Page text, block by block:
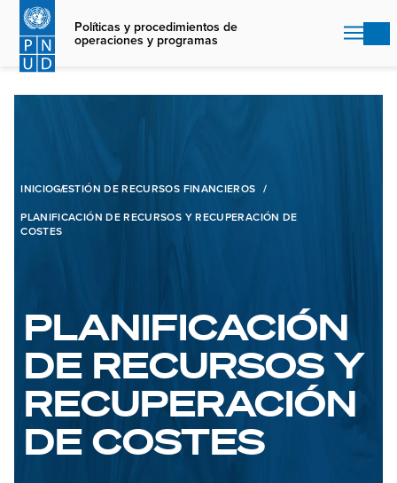
Skip
main
content
Políticas y procedimientos de
operaciones y programas
INICIOGESTIÓN DE RECURSOS FINANCIEROS
PLANIFICACIÓN DE RECURSOS Y RECUPERACIÓN DE
COSTES
PLANIFICACIÓN
DE RECURSOS Y
RECUPERACIÓN
DE COSTES